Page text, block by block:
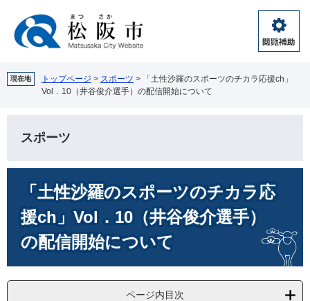
へ
閲
覧
助
現在地 トップページ > スポーツ >
「土性沙羅のスポーツのチカラ応援ch」
Vol．10（井谷俊介選手）の配信開始について
スポーツ
「土性沙羅のスポーツのチカラ応
援ch」Vol．10（井谷俊介選手）
の配信開始について
ページ内目次